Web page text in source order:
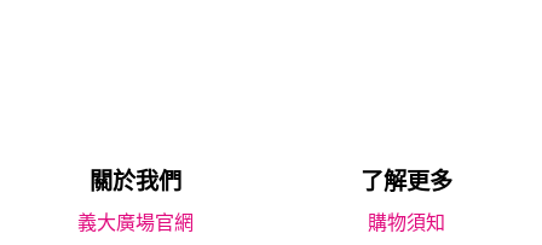
關於我們 了解更多
義大廣場官網
購物須知